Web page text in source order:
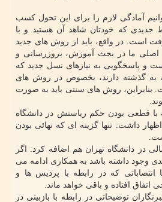
آمادگی لازم را برای این تحول کسب
جدیدی که خودتان شاهد آن هستید و با
است. در واقع، باید از روش های جدید
اصلی ما در بحث آموزش، بروزرسانی و
و پاسخگویی به نیازهای نسل جدید که
به گذشته دارند، بخصوص در روش های
بنابراین، روش های سنتی باید به صورت
با قطعی بودن حکم ریاستش در دانشگاه
داشت: تنها گزینه ای که نهائی بودن
در دانشگاه تهران هم اضافه کرد: اگر
وجود داشته باشد به همکاری ادامه می
انتصاباتی که در رابطه با پردیس ها و
اتفاق افتاده و باقی خواهد ماند.
توضیحاتی در رابطه با بازبینی در